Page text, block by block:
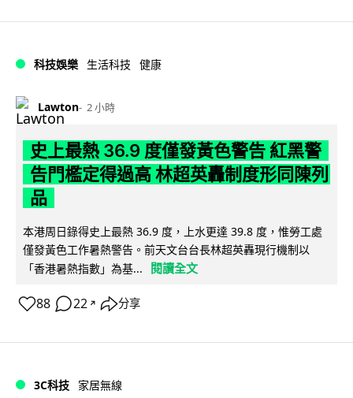
科技娛樂 生活科技 健康
Lawton 2 小時
史上最熱 36.9 度僅發黃色警告 紅黑警
告門檻定得過高 林超英轟制度形同陳列
品
本港周日錄得史上最熱 36.9 度，上水更達 39.8 度，惟勞工處
僅發黃色工作暑熱警告。前天文台台長林超英轟現行機制以
「香港暑熱指數」為基...
閱讀全文
88 22 ↗ 分享
3C科技 家居無線